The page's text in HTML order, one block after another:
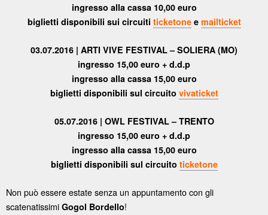
ingresso alla cassa 10,00 euro
biglietti disponibili sui circuiti ticketonee mailticket
03.07.2016 | ARTI VIVE FESTIVAL – SOLIERA (MO)
ingresso 15,00 euro + d.d.p
ingresso alla cassa 15,00 euro
biglietti disponibili sul circuito vivaticket
05.07.2016 | OWL FESTIVAL – TRENTO
ingresso 15,00 euro + d.d.p
ingresso alla cassa 15,00 euro
biglietti disponibili sul circuito ticketone
Non può essere estate senza un appuntamento con gli
scatenatissimi Gogol Bordello!